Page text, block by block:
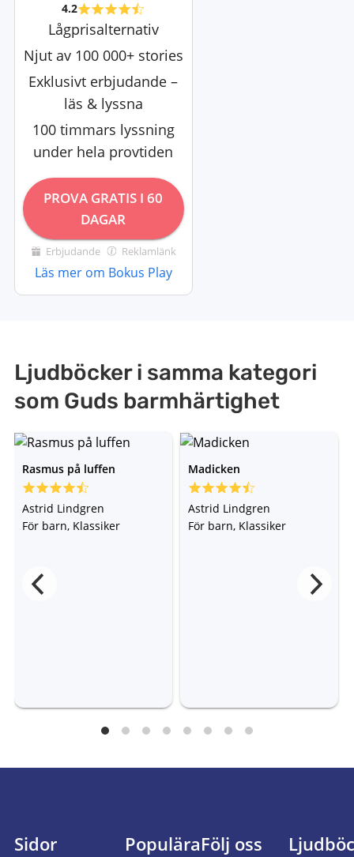
4.2
Lågprisalternativ
Njut av 100 000+ stories
Exklusivt erbjudande –
läs & lyssna
100 timmars lyssning
under hela provtiden
PROVA GRATIS I 60
DAGAR
Erbjudande Reklamlänk
Läs mer om Bokus Play
Ljudböcker i samma kategori
som Guds barmhärtighet
Rasmus på luffen
Astrid Lindgren
För barn, Klassiker
Madicken
Astrid Lindgren
För barn, Klassiker
Sidor
PopuläraFölj oss